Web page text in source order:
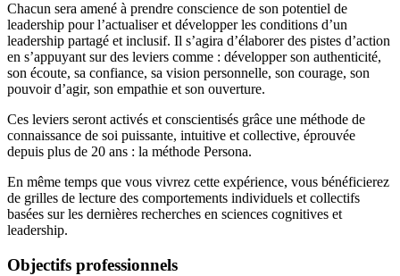
Chacun sera amené à prendre conscience de son potentiel de
leadership pour l’actualiser et développer les conditions d’un
leadership partagé et inclusif. Il s’agira d’élaborer des pistes d’action
en s’appuyant sur des leviers comme : développer son authenticité,
son écoute, sa confiance, sa vision personnelle, son courage, son
pouvoir d’agir, son empathie et son ouverture.
Ces leviers seront activés et conscientisés grâce une méthode de
connaissance de soi puissante, intuitive et collective, éprouvée
depuis plus de 20 ans : la méthode Persona.
En même temps que vous vivrez cette expérience, vous bénéficierez
de grilles de lecture des comportements individuels et collectifs
basées sur les dernières recherches en sciences cognitives et
leadership.
Objectifs professionnels